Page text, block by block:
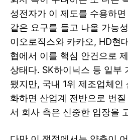
성전자가 이 제도를 수용하
같은 요구를 들고 나올 가능
이오로직스와 카카오, HD현
협에서 이를 핵심 안건으로
상태다. SK하이닉스 등 일부
됐지만, 국내 1위 제조업체인
화하면 산업계 전반으로 번
서 회사 측은 신중한 입장을